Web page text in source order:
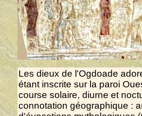
Les dieux de l'Ogdoade
étant inscrite sur la paroi
course solaire, diurne et
connotation géographique :